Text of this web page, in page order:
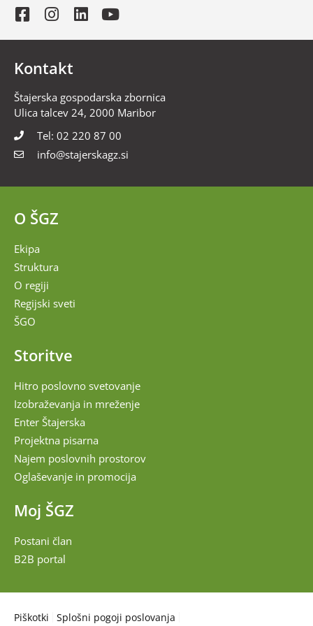
Kontakt
Štajerska gospodarska zbornica
Ulica talcev 24, 2000 Maribor
Tel: 02 220 87 00
info@stajerskagz.si
O ŠGZ
Ekipa
Struktura
O regiji
Regijski sveti
ŠGO
Storitve
Hitro poslovno svetovanje
Izobraževanja in mreženje
Enter Štajerska
Projektna pisarna
Najem poslovnih prostorov
Oglaševanje in promocija
Moj ŠGZ
Postani član
B2B portal
Piškotki
Splošni pogoji poslovanja